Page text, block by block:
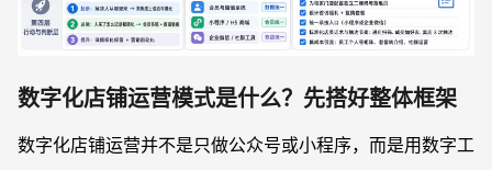
数字化店铺运营模式是什么？先搭好整体框架
数字化店铺运营并不是只做公众号或小程序，而是用数字工